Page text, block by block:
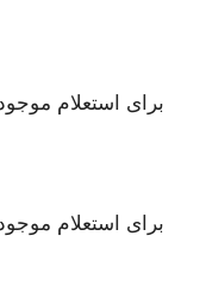
برای استعلام
برای استعلام